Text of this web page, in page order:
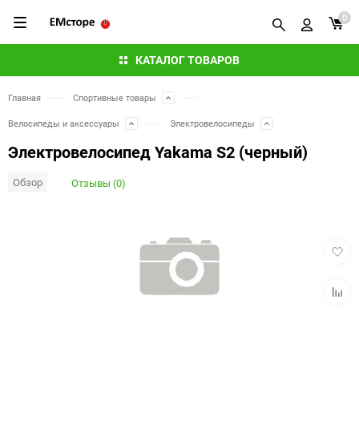
КАТАЛОГ ТОВАРОВ
0
Главная Спортивные товары
Велосипеды и аксессуары Электровелосипеды
Электровелосипед Yakama S2 (черный)
Обзор Отзывы (0)